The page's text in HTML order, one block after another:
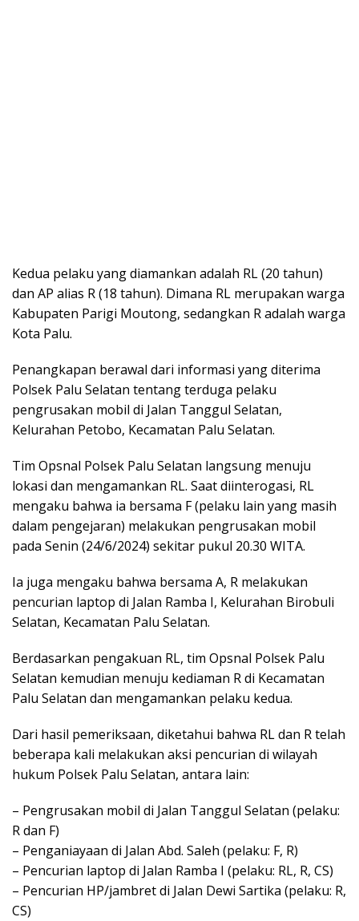
Kedua pelaku yang diamankan adalah RL (20 tahun)
dan AP alias R (18 tahun). Dimana RL merupakan warga
Kabupaten Parigi Moutong, sedangkan R adalah warga
Kota Palu.
Penangkapan berawal dari informasi yang diterima
Polsek Palu Selatan tentang terduga pelaku
pengrusakan mobil di Jalan Tanggul Selatan,
Kelurahan Petobo, Kecamatan Palu Selatan.
Tim Opsnal Polsek Palu Selatan langsung menuju
lokasi dan mengamankan RL. Saat diinterogasi, RL
mengaku bahwa ia bersama F (pelaku lain yang masih
dalam pengejaran) melakukan pengrusakan mobil
pada Senin (24/6/2024) sekitar pukul 20.30 WITA.
Ia juga mengaku bahwa bersama A, R melakukan
pencurian laptop di Jalan Ramba I, Kelurahan Birobuli
Selatan, Kecamatan Palu Selatan.
Berdasarkan pengakuan RL, tim Opsnal Polsek Palu
Selatan kemudian menuju kediaman R di Kecamatan
Palu Selatan dan mengamankan pelaku kedua.
Dari hasil pemeriksaan, diketahui bahwa RL dan R telah
beberapa kali melakukan aksi pencurian di wilayah
hukum Polsek Palu Selatan, antara lain:
– Pengrusakan mobil di Jalan Tanggul Selatan (pelaku:
R dan F)
– Penganiayaan di Jalan Abd. Saleh (pelaku: F, R)
– Pencurian laptop di Jalan Ramba I (pelaku: RL, R, CS)
– Pencurian HP/jambret di Jalan Dewi Sartika (pelaku: R,
CS)